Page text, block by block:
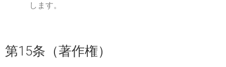
します。
第15条（著作権）